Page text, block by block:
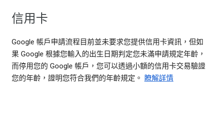
信用卡
Google 帳戶申請流程目前並未要求您提供信用卡資訊，但如
果 Google 根據您輸入的出生日期判定您未滿申請規定年齡，
而停用您的 Google 帳戶，您可以透過小額的信用卡交易驗證
您的年齡，證明您符合我們的年齡規定。
瞭解詳情